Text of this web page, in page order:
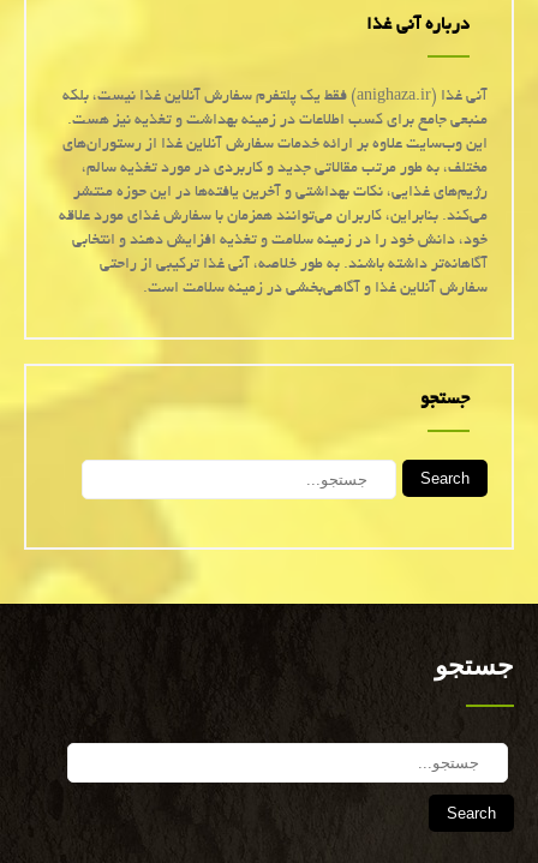
درباره آنی غذا
آنی غذا (anighaza.ir) فقط یک پلتفرم سفارش آنلاین غذا نیست، بلکه
منبعی جامع برای کسب اطلاعات در زمینه بهداشت و تغذیه نیز هست.
این وب‌سایت علاوه بر ارائه خدمات سفارش آنلاین غذا از رستوران‌های
مختلف، به طور مرتب مقالاتی جدید و کاربردی در مورد تغذیه سالم،
رژیم‌های غذایی، نکات بهداشتی و آخرین یافته‌ها در این حوزه منتشر
می‌کند. بنابراین، کاربران می‌توانند همزمان با سفارش غذای مورد علاقه
خود، دانش خود را در زمینه سلامت و تغذیه افزایش دهند و انتخابی
آگاهانه‌تر داشته باشند. به طور خلاصه، آنی غذا ترکیبی از راحتی
سفارش آنلاین غذا و آگاهی‌بخشی در زمینه سلامت است.
جستجو
Search
جستجو